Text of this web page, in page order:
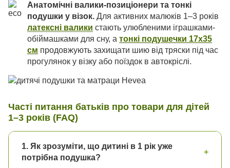
Анатомічні валики-позиціонери та тонкі
подушки у візок. Для активних малюків 1–3 років
латексні валики стають улюбленими іграшками-
обіймашками для сну, а тонкі подушечки 17х35
см продовжують захищати шию від тряски під час
прогулянок у візку або поїздок в автокріслі.
Часті питання батьків про товари для дітей
1–3 років (FAQ)
1. Як зрозуміти, що дитині в 1 рік уже
потрібна подушка?
+